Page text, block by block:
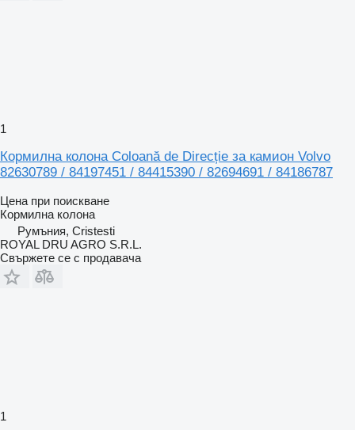
1
Кормилна колона Coloană de Direcție за камион Volvo
82630789 / 84197451 / 84415390 / 82694691 / 84186787
Цена при поискване
Кормилна колона
Румъния, Cristesti
ROYAL DRU AGRO S.R.L.
Свържете се с продавача
1